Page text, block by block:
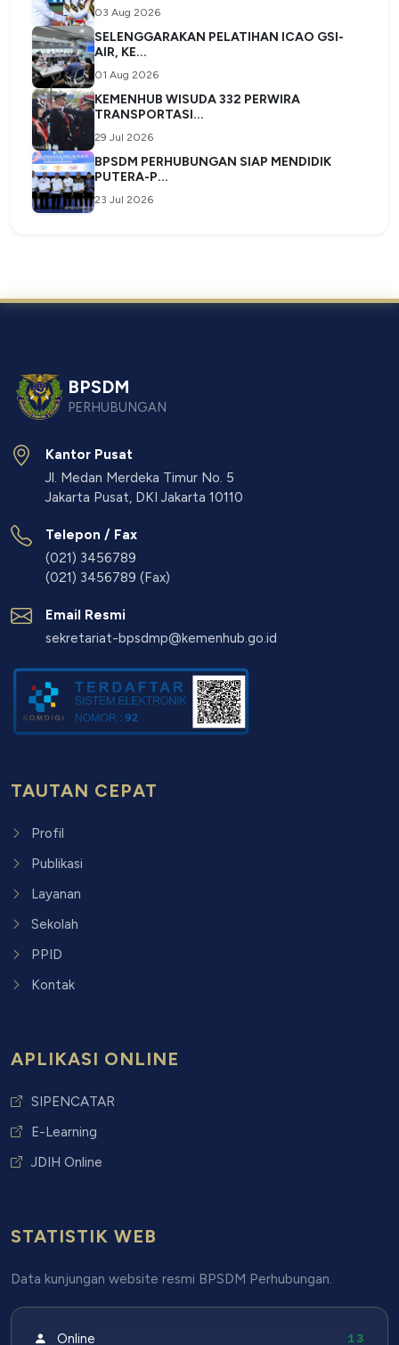
03 Aug 2026
SELENGGARAKAN PELATIHAN ICAO GSI-
AIR, KE...
01 Aug 2026
KEMENHUB WISUDA 332 PERWIRA
TRANSPORTASI...
29 Jul 2026
BPSDM PERHUBUNGAN SIAP MENDIDIK
PUTERA-P...
23 Jul 2026
BPSDM
PERHUBUNGAN
Kantor Pusat
Jl. Medan Merdeka Timur No. 5
Jakarta Pusat, DKI Jakarta 10110
Telepon / Fax
(021) 3456789
(021) 3456789 (Fax)
Email Resmi
sekretariat-bpsdmp@kemenhub.go.id
TAUTAN CEPAT
Profil
Publikasi
Layanan
Sekolah
PPID
Kontak
APLIKASI ONLINE
SIPENCATAR
E-Learning
JDIH Online
STATISTIK WEB
Data kunjungan website resmi BPSDM Perhubungan.
Online 13